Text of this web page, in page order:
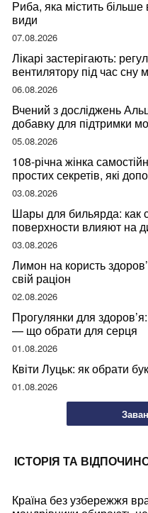
Риба, яка містить більше
види
07.08.2026
Лікарі застерігають:
вентилятору під час
ваше здоров’я
06.08.2026
Вчений з досліджень
добавку для підтримки
05.08.2026
108-річна жінка
простих секретів, які
03.08.2026
Шары для бильярда: как
поверхности влияют на
03.08.2026
Лимон на користь
свій раціон
02.08.2026
Прогулянки для
— що обрати для серця
01.08.2026
Квіти Луцьк: як обрати
01.08.2026
ІСТОРІЯ ТА
Країна без узбережжя